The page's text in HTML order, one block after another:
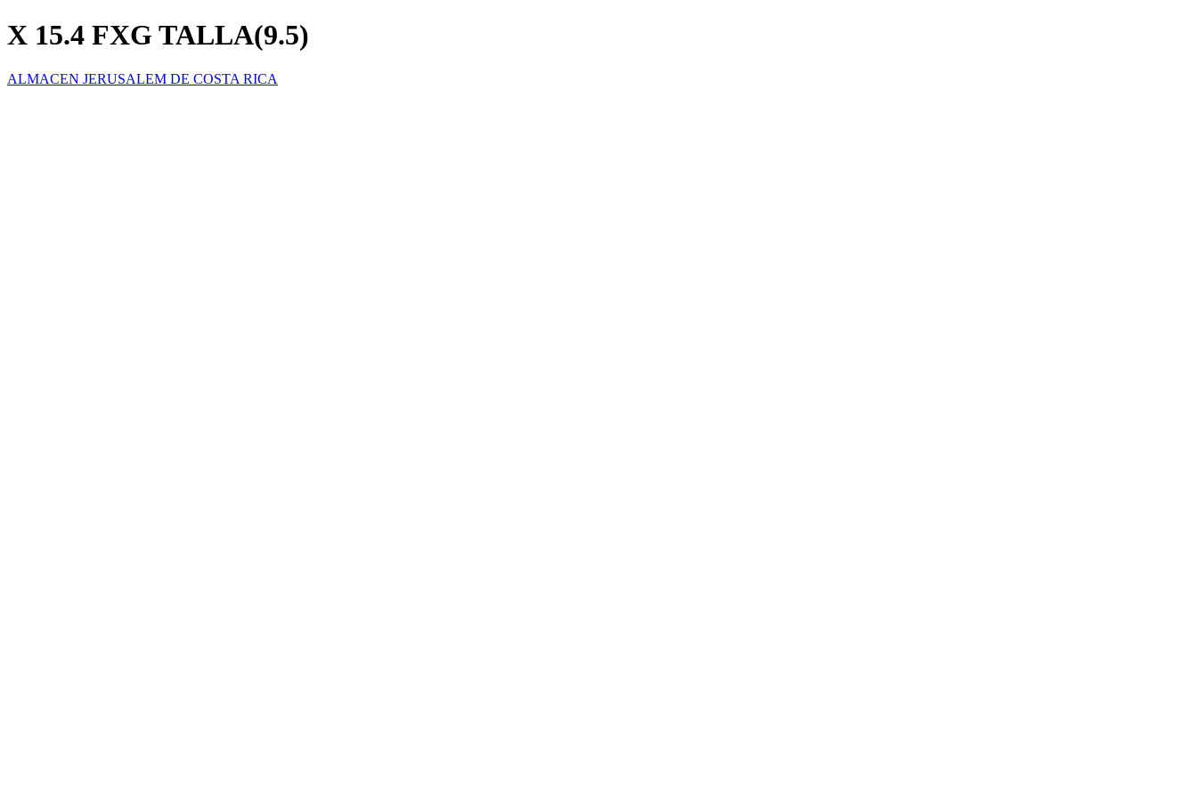
X 15.4 FXG TALLA(9.5)
ALMACEN JERUSALEM DE COSTA RICA